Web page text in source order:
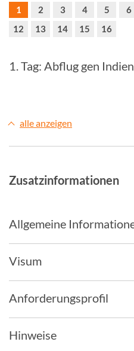
1 2 3 4 5 6
12
13 14 15 16
1. Tag: Abflug gen Indien
alle anzeigen
Zusatzinformationen
Allgemeine
Visum
Anforderungsprofil
Hinweise